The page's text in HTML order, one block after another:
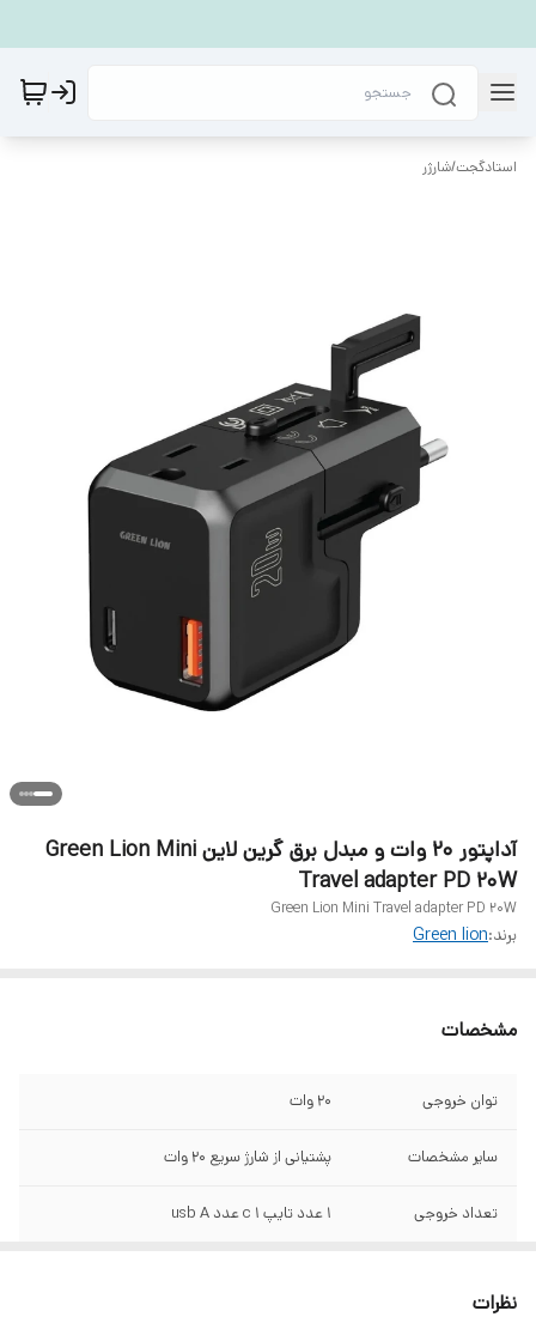
استادگجت/شارژر
آداپتور 20 وات و مبدل برق گرین لاین Green Lion Mini
Travel adapter PD 20W
Green Lion Mini Travel adapter PD 20W
برند:Green lion
مشخصات
توان خروجی 20 وات
سایر مشخصات پشتیانی از شارژ سریع 20 وات
تعداد خروجی ۱ عدد تایپ c ۱ عدد usb A
نظرات